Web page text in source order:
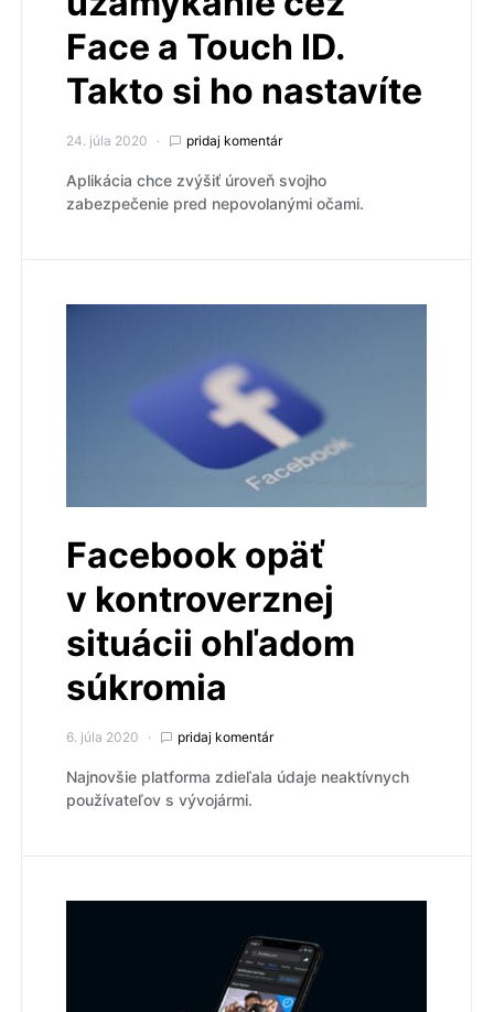
Face a Touch ID.
Takto si ho nastavíte
24. júla 2020 pridaj komentár
Aplikácia chce zvýšiť úroveň svojho
zabezpečenie pred nepovolanými očami.
Facebook opäť
v kontroverznej
situácii ohľadom
súkromia
6. júla 2020 pridaj komentár
Najnovšie platforma zdieľala údaje neaktívnych
používateľov s vývojármi.